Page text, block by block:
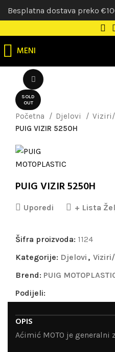
MENI
SOLD
OUT
Početna Djelovi
PUIG VIZIR 5250H
PUIG VIZIR 5250H
Uporedi + Lista
Šifra proizvoda: 1124
Kategorije: Djelovi ,
Brend: PUIG
Podijeli:
OPIS
Aćimić MOTO je generalni
Besplatna dostava preko